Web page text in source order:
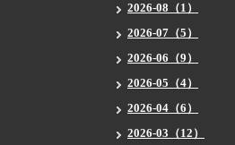
2026-08（1）
2026-07（5）
2026-06（9）
2026-05（4）
2026-04（6）
2026-03（12）